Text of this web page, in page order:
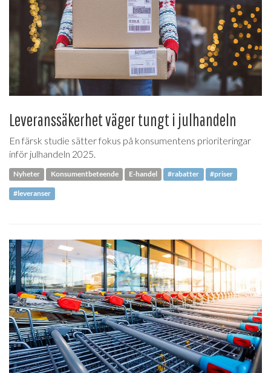
Leveranssäkerhet väger tungt i julhandeln
En färsk studie sätter fokus på konsumentens prioriteringar
inför julhandeln 2025.
Nyheter Konsumentbeteende E-handel #rabatter #priser
#leveranser